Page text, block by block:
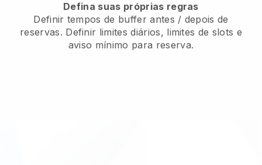
Defina suas próprias regras
Definir tempos de buffer antes / depois de
reservas. Definir limites diários, limites de slots e
aviso mínimo para reserva.